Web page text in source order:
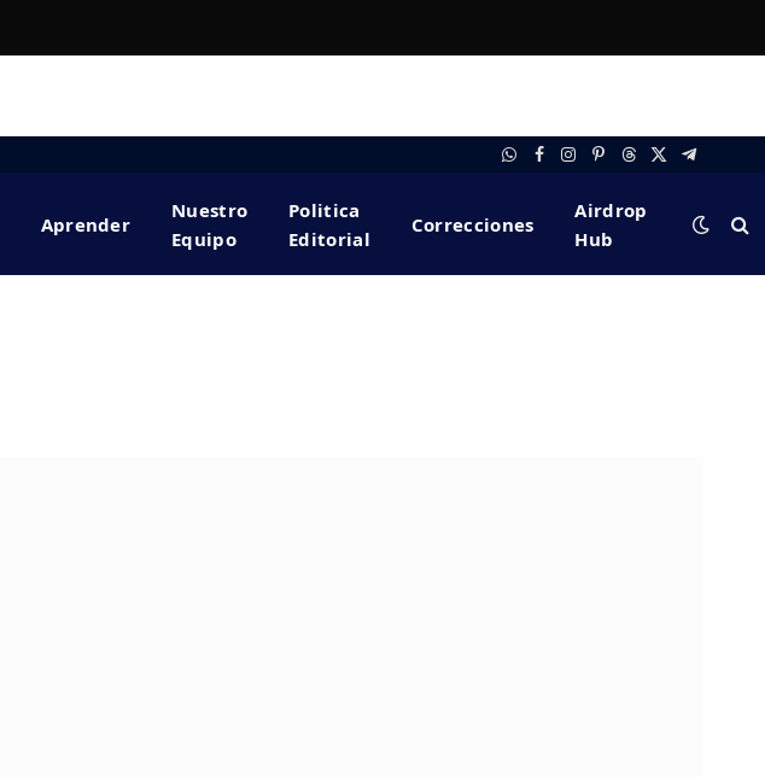
WhatsApp
FacebookInstagram
Pinterest
Threads
X
Telegram
Aprender
Nuestro
Equipo
Politica
Editorial
Correcciones
Airdrop
Hub